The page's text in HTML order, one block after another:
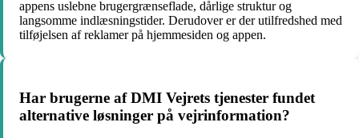
appens uslebne brugergrænseflade, dårlige struktur og
langsomme indlæsningstider. Derudover er der utilfredshed med
tilføjelsen af ​​reklamer på hjemmesiden og appen.
Har brugerne af DMI Vejrets tjenester fundet
alternative løsninger på vejrinformation?